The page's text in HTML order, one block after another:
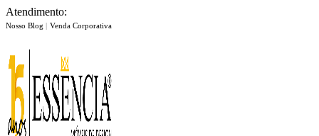
Atendimento:
Nosso Blog | Venda Corporativa